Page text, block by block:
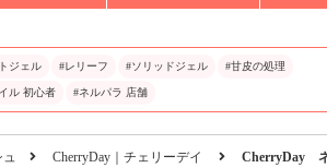
ジェル #レリーフ #ソリッドジェル #甘皮の処理
ル 初心者 #ネルパラ 店舗
ュ CherryDay｜チェリーデイ CherryDay